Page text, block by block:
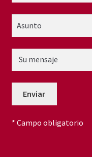
* Campo obligatorio